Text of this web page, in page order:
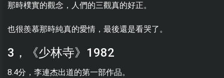
那時樸實的觀念，人們的三觀真的好正。
也很羨慕那時純真的愛情，最後還是看哭了。
3，《少林寺》1982
8.4分，李連杰出道的第一部作品。